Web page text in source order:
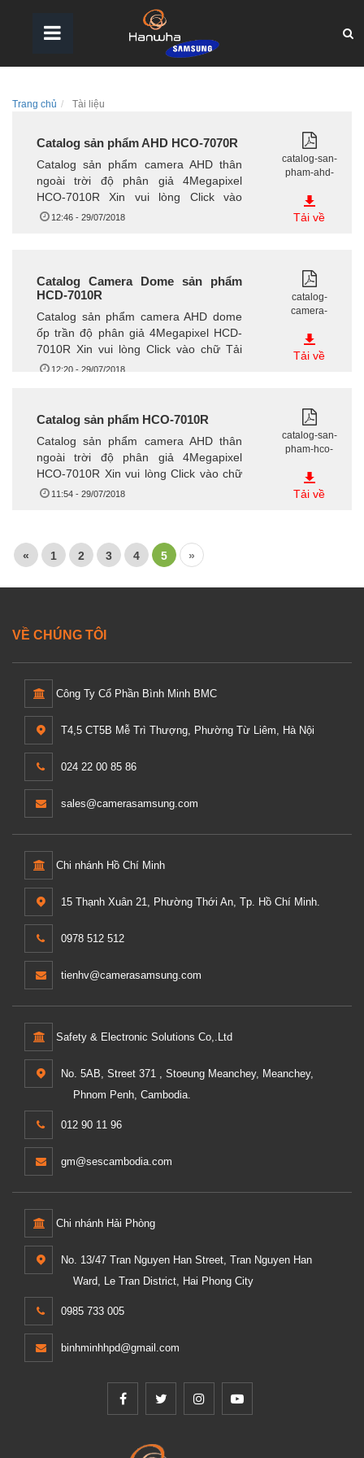
Trang chủ Tài liệu
Catalog sản phẩm AHD HCO-7070R
Catalog sản phẩm camera AHD thân
ngoài trời độ phân giả 4Megapixel
HCO-7010R Xin vui lòng Click vào
chữ Tải Về tại...
12:46 - 29/07/2018
catalog-san-
pham-ahd-
7070r.pdf
Tải về
Catalog Camera Dome sản phẩm
HCD-7010R
Catalog sản phẩm camera AHD dome
ốp trần độ phân giả 4Megapixel HCD-
7010R Xin vui lòng Click vào chữ Tải
Về tại góc...
12:20 - 29/07/2018
catalog-
camera-
pham-hcd-
7010r.pdf
Tải về
Catalog sản phẩm HCO-7010R
Catalog sản phẩm camera AHD thân
ngoài trời độ phân giả 4Megapixel
HCO-7010R Xin vui lòng Click vào chữ
Tải Về tại góc...
11:54 - 29/07/2018
catalog-san-
pham-hco-
Tải về
« 1 2 3 4 5 »
VỀ CHÚNG TÔI
Công Ty Cổ Phần Bình Minh BMC
T4,5 CT5B Mễ Trì Thượng, Phường Từ Liêm, Hà Nội
024 22 00 85 86
sales@camerasamsung.com
Chi nhánh Hồ Chí Minh
15 Thạnh Xuân 21, Phường Thới An, Tp. Hồ Chí Minh.
0978 512 512
tienhv@camerasamsung.com
Safety & Electronic Solutions Co,.Ltd
No. 5AB, Street 371 , Stoeung Meanchey, Meanchey,
Phnom Penh, Cambodia.
012 90 11 96
gm@sescambodia.com
Chi nhánh Hải Phòng
No. 13/47 Tran Nguyen Han Street, Tran Nguyen Han
Ward, Le Tran District, Hai Phong City
0985 733 005
binhminhhpd@gmail.com